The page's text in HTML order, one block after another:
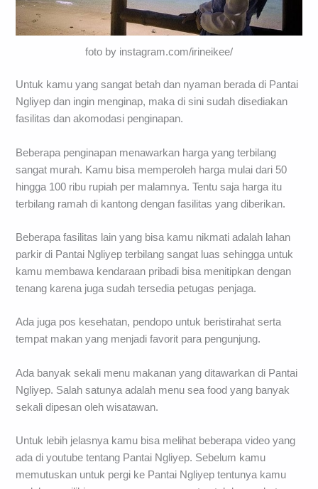
foto by instagram.com/irineikee/
Untuk kamu yang sangat betah dan nyaman berada di Pantai
Ngliyep dan ingin menginap, maka di sini sudah disediakan
fasilitas dan akomodasi penginapan.
Beberapa penginapan menawarkan harga yang terbilang
sangat murah. Kamu bisa memperoleh harga mulai dari 50
hingga 100 ribu rupiah per malamnya. Tentu saja harga itu
terbilang ramah di kantong dengan fasilitas yang diberikan.
Beberapa fasilitas lain yang bisa kamu nikmati adalah lahan
parkir di Pantai Ngliyep terbilang sangat luas sehingga untuk
kamu membawa kendaraan pribadi bisa menitipkan dengan
tenang karena juga sudah tersedia petugas penjaga.
Ada juga pos kesehatan, pendopo untuk beristirahat serta
tempat makan yang menjadi favorit para pengunjung.
Ada banyak sekali menu makanan yang ditawarkan di Pantai
Ngliyep. Salah satunya adalah menu sea food yang banyak
sekali dipesan oleh wisatawan.
Untuk lebih jelasnya kamu bisa melihat beberapa video yang
ada di youtube tentang Pantai Ngliyep. Sebelum kamu
memutuskan untuk pergi ke Pantai Ngliyep tentunya kamu